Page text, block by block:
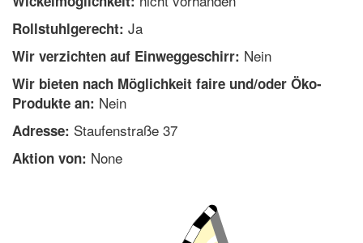
Rollstuhlgerecht: Ja
Wir verzichten auf Einweggeschirr: Nein
Wir bieten nach Möglichkeit faire und/oder Öko-
Produkte an: Nein
Adresse: Staufenstraße 37
Aktion von: None